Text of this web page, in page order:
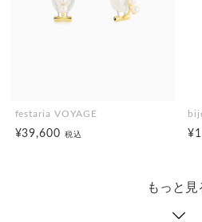
festaria VOYAGE
¥39,600税込
もっと見